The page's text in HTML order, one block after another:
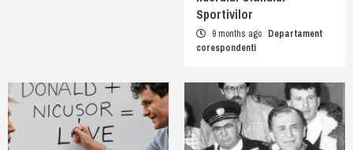
Sportivilor
9 months ago Departament
corespondenti